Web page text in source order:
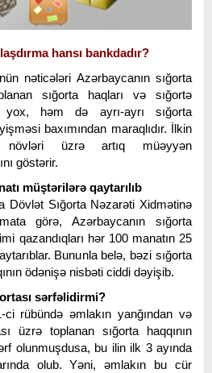
hansı bankdadır?
nəticələri Azərbaycanın sığorta
sığorta haqları və sığortə
yox, həm də ayrı-ayrı sığorta
baxımından maraqlıdır. İlkin
növləri üzrə artıq müəyyən
göstərir.
müştərilərə qaytarılıb
Dövlət Sığorta Nəzarəti Xidmətinə
görə, Azərbaycanın sığorta
qazandıqları hər 100 manatın 25
Bununla belə, bəzi sığorta
ödənişə nisbəti ciddi dəyişib.
sərfəlidirmi?
rübündə əmlakın yanğından və
üzrə toplanan sığorta haqqının
olunmuşdusa, bu ilin ilk 3 ayında
olub. Yəni, əmlakın bu cür